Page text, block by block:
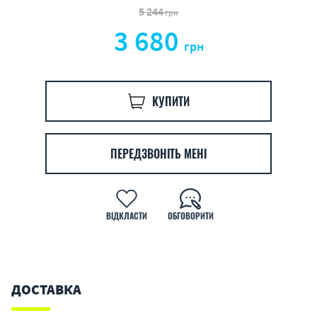
5 244грн
3 680 грн
КУПИТИ
ПЕРЕДЗВОНІТЬ МЕНІ
ВІДКЛАСТИ ОБГОВОРИТИ
ДОСТАВКА